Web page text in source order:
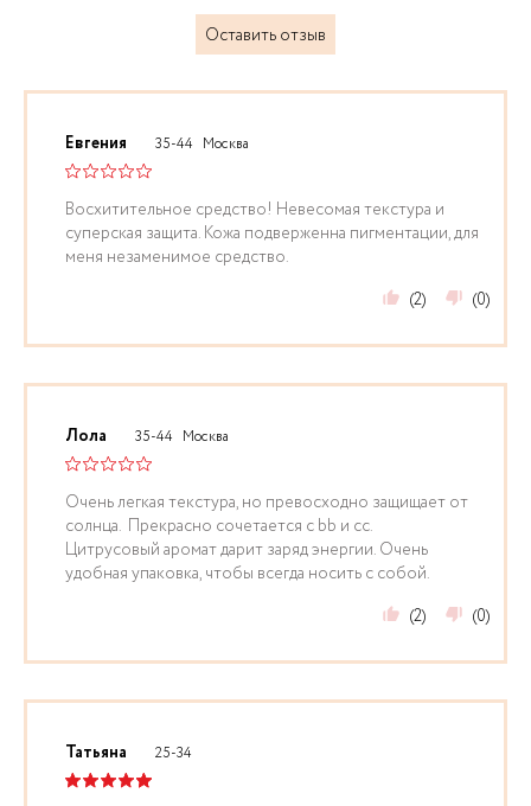
Оставить отзыв
Евгения 35-44 Москва
Восхитительное средство! Невесомая текстура и
суперская защита. Кожа подверженна пигментации, для
меня незаменимое средство.
(2)
(0)
Лола 35-44 Москва
Очень легкая текстура, но превосходно защищает от
солнца. Прекрасно сочетается с bb и cc.
Цитрусовый аромат дарит заряд энергии. Очень
удобная упаковка, чтобы всегда носить с собой.
(2)
(0)
Татьяна 25-34